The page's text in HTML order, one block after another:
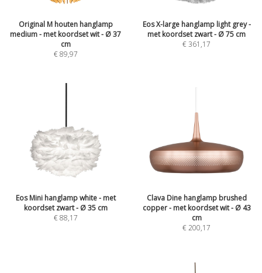
Original M houten hanglamp
medium - met koordset wit - Ø 37
cm
€89,97
Eos X-large hanglamp light grey -
met koordset zwart - Ø 75 cm
€361,17
Eos Mini hanglamp white - met
koordset zwart - Ø 35 cm
€88,17
Clava Dine hanglamp brushed
copper - met koordset wit - Ø 43
cm
€200,17